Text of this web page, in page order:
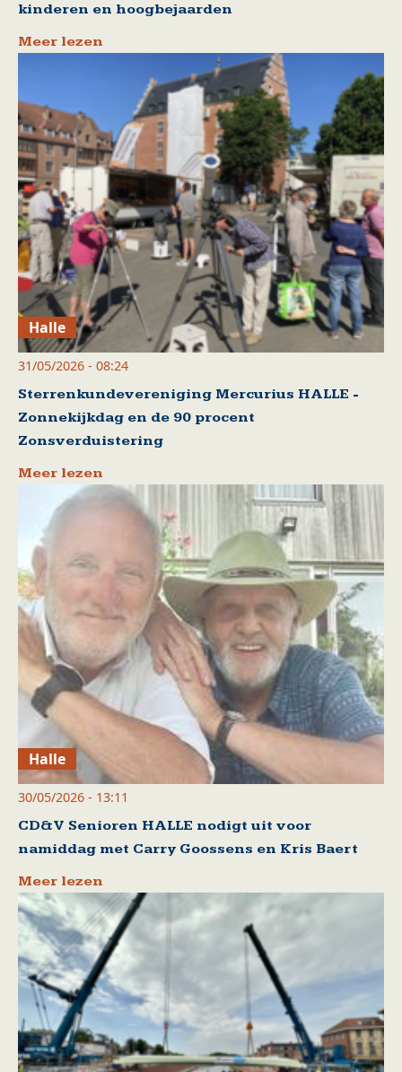
kinderen en hoogbejaarden
Meer lezen
Halle
31/05/2026 - 08:24
Sterrenkundevereniging Mercurius HALLE -
Zonnekijkdag en de 90 procent
Zonsverduistering
Meer lezen
Halle
30/05/2026 - 13:11
CD&V Senioren HALLE nodigt uit voor
namiddag met Carry Goossens en Kris Baert
Meer lezen